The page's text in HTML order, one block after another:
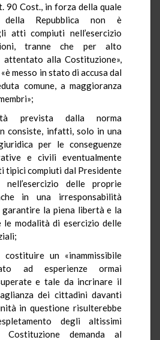
90 Cost., in forza della quale
della Repubblica non è
atti compiuti nell’esercizio
tranne che per alto
alla Costituzione»,
messo in stato di accusa dal
comune, a maggioranza
prevista dalla norma
consiste, infatti, solo in una
per le conseguenze
e civili eventualmente
tipici compiuti dal Presidente
nell’esercizio delle proprie
in una irresponsabilità
la piena libertà e la
le modalità di esercizio delle
un «inammissibile
ad esperienze ormai
e tale da incrinare il
dei cittadini davanti
in questione risulterebbe
degli altissimi
demanda al